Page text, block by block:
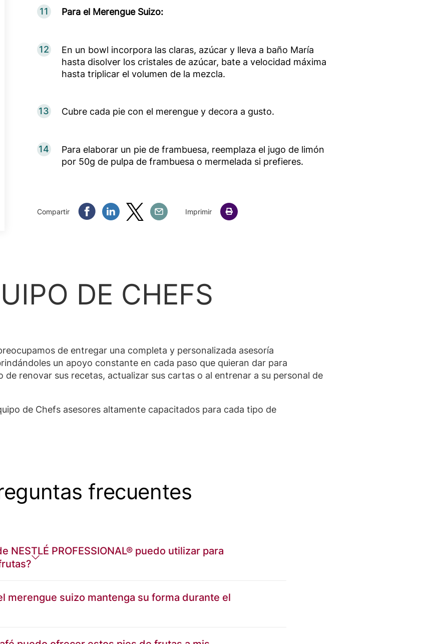
11 Para el Merengue Suizo:
12
En un bowl incorpora las claras, azúcar y lleva a baño María
hasta disolver los cristales de azúcar, bate a velocidad máxima
hasta triplicar el volumen de la mezcla.
13 Cubre cada pie con el merengue y decora a gusto.
14
Para elaborar un pie de frambuesa, reemplaza el jugo de limón
por 50g de pulpa de frambuesa o mermelada si prefieres.
Compartir Compartir Facebook
Compartir Linkedin
Compartir Twitter
Compartir Email
Imprimir
DE CHEFS
de entregar una completa y personalizada asesoría
un apoyo constante en cada paso que quieran dar para
renovar sus recetas, actualizar sus cartas o al entrenar a su personal de
de Chefs asesores altamente capacitados para cada tipo de
frecuentes
NESTLÉ PROFESSIONAL® puedo utilizar para
merengue suizo mantenga su forma durante el